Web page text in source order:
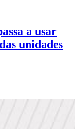
a usar
unidades